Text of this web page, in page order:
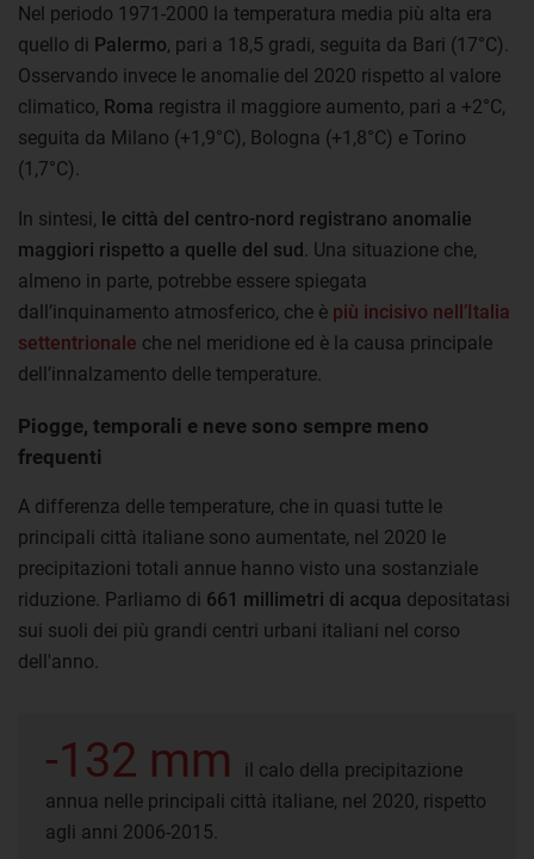
Nel periodo 1971-2000 la temperatura media più alta era
quello di Palermo, pari a 18,5 gradi, seguita da Bari (17°C).
Osservando invece le anomalie del 2020 rispetto al valore
climatico, Roma registra il maggiore aumento, pari a +2°C,
seguita da Milano (+1,9°C), Bologna (+1,8°C) e Torino
(1,7°C).
In sintesi, le città del centro-nord registrano anomalie
maggiori rispetto a quelle del sud . Una situazione che,
almeno in parte, potrebbe essere spiegata
dall’inquinamento atmosferico, che è più incisivo nell’Italia
settentrionale che nel meridione ed è la causa principale
dell’innalzamento delle temperature.
Piogge, temporali e neve sono sempre meno
frequenti
A differenza delle temperature, che in quasi tutte le
principali città italiane sono aumentate, nel 2020 le
precipitazioni totali annue hanno visto una sostanziale
riduzione. Parliamo di 661 millimetri di acqua depositatasi
sui suoli dei più grandi centri urbani italiani nel corso
dell'anno.
-132 mm
il calo della precipitazione
annua nelle principali città italiane, nel 2020, rispetto
agli anni 2006-2015.